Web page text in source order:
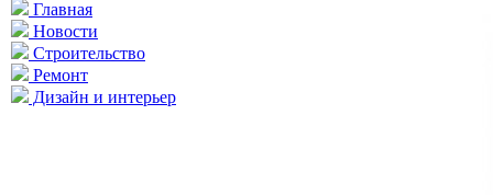
Главная
Новости
Строительство
Ремонт
Дизайн и интерьер